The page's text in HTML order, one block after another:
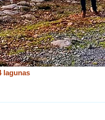
lagunas